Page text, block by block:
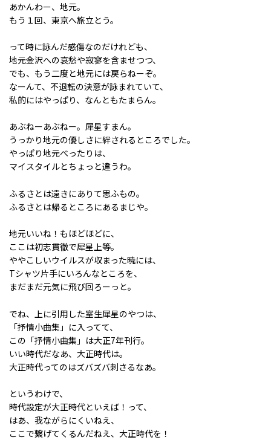
あかんわー、地元。
もう１回、東京へ旅立とう。
って時に詠んだ感傷なのだけれども、
地元金沢への哀愁や寂寥を含ませつつ、
でも、もう二度と地元には戻らねーぞ。
なーんて、不退転の決意が詠まれていて、
私的にはやっぱり、なんともたまらん。
あぶねーあぶねー。犀星すまん。
うっかり地元の優しさに絆されるところでした。
やっぱり地元べったりは、
マイスタイルとちょっと違うわ。
ふるさとは遠きにありて思ふもの。
ふるさとは帰るところにあるまじや。
地元いいね！もほどほどに、
ここは初志貫徹で犀星上等。
ややこしいウイルスが収まった暁には、
Tシャツ片手にいろんなところを、
まだまだ元気に飛び回ろーっと。
でね、上に引用した室生犀星のやつは、
「抒情小曲集」に入ってて、
この「抒情小曲集」は大正7年刊行。
いい時代だなあ、大正時代は。
大正時代ってのはズバズバ刺さるなあ。
というわけで、
時代設定が大正時代といえば！って、
はあ、我ながらにくいねえ、
ここで繋げてくるんだねえ、大正時代を！